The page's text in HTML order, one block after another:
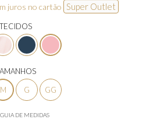
juros no cartão Super Outlet
TECIDOS
M G GG
GUIA DE MEDIDAS